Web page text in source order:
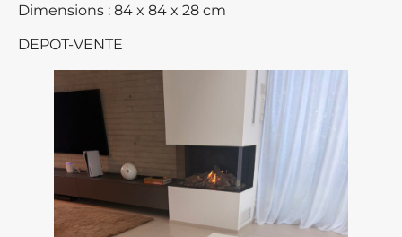
Dimensions : 84 x 84 x 28 cm
DEPOT-VENTE